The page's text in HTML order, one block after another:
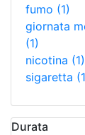
fumo (1)
giornata
(1)
nicotina (1)
sigaretta
Durata